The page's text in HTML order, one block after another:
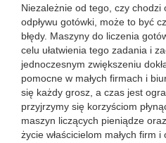
Niezależnie od tego, czy chodzi
odpływu gotówki, może to być
błędy. Maszyny do liczenia
celu ułatwienia tego zadania i
jednoczesnym zwiększeniu
pomocne w małych firmach i
się każdy grosz, a czas jest
przyjrzymy się korzyściom
maszyn liczących pieniądze
życie właścicielom małych firm